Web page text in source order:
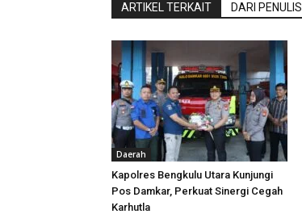
ARTIKEL TERKAIT DARI PENULIS
Daerah
Kapolres Bengkulu Utara Kunjungi
Pos Damkar, Perkuat Sinergi Cegah
Karhutla